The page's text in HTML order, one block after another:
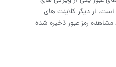
است. از دیگر کلاینت های
رمز عبور ذخیره شده